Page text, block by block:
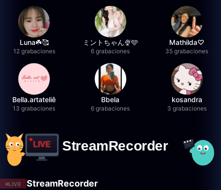
Luna☘️🥰
12 grabaciones
ミントちゃん🍨🩵
6 grabaciones
Mathilda♡︎
35 grabaciones
Bella.artateliê
13 grabaciones
Bbela
6 grabaciones
kosandra
3 grabaciones
LIVE StreamRecorder